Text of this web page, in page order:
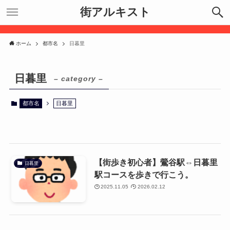
街アルキスト
ホーム 都市名 日暮里
日暮里 – category –
都市名 日暮里
日暮里
【街歩き初心者】鶯谷駅⇔日暮里
駅コースを歩きで行こう。
2025.11.05 2026.02.12